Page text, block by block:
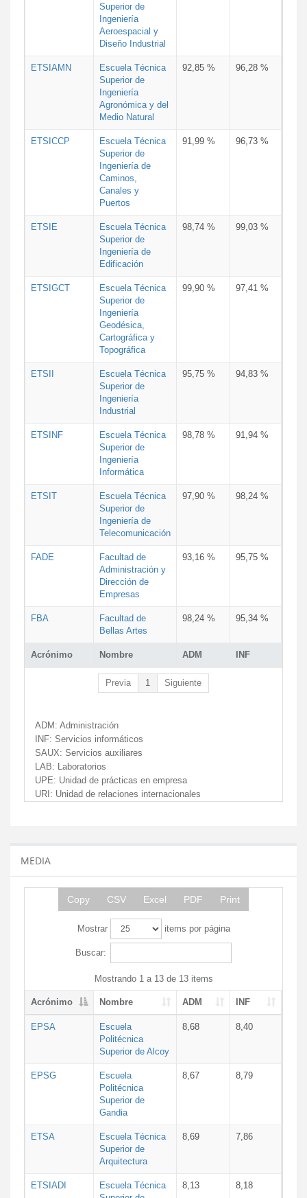
Acrónimo Nombre ADM INF
Superior de
Ingeniería
Aeroespacial y
Diseño Industrial
ETSIAMN
Escuela Técnica
Superior de
Ingeniería
Agronómica y del
Medio Natural
92,85 % 96,28 %
ETSICCP
Escuela Técnica
Superior de
Ingeniería de
Caminos,
Canales y
Puertos
91,99 % 96,73 %
ETSIE
Escuela Técnica
Superior de
Ingeniería de
Edificación
98,74 % 99,03 %
ETSIGCT
Escuela Técnica
Superior de
Ingeniería
Geodésica,
Cartográfica y
Topográfica
99,90 % 97,41 %
ETSII
Escuela Técnica
Superior de
Ingeniería
Industrial
95,75 % 94,83 %
ETSINF
Escuela Técnica
Superior de
Ingeniería
Informática
98,78 % 91,94 %
ETSIT
Escuela Técnica
Superior de
Ingeniería de
Telecomunicación
97,90 % 98,24 %
FADE
Facultad de
Administración y
Dirección de
Empresas
93,16 % 95,75 %
FBA
Facultad de
Bellas Artes
98,24 % 95,34 %
Previa 1 Siguiente
ADM: Administración
INF: Servicios informáticos
SAUX: Servicios auxiliares
LAB: Laboratorios
UPE: Unidad de prácticas en empresa
URI: Unidad de relaciones internacionales
MEDIA
Copy CSV Excel PDF Print
Mostrar items por página
Buscar:
Mostrando 1 a 13 de 13 items
Acrónimo Nombre ADM INF
EPSA
Escuela
Politécnica
Superior de Alcoy
8,68 8,40
EPSG
Escuela
Politécnica
Superior de
Gandia
8,67 8,79
ETSA
Escuela Técnica
Superior de
Arquitectura
8,69 7,86
ETSIADI
Escuela Técnica
8,13 8,18